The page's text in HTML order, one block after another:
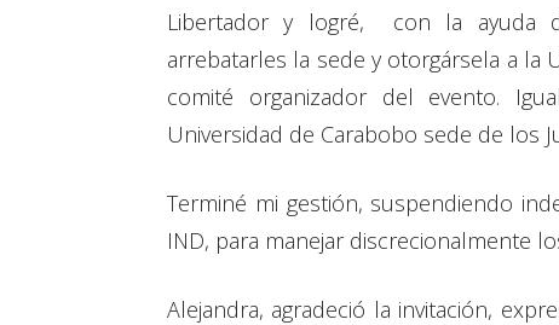
Libertador y logré, con la ayuda
arrebatarles la sede y otorgársela a la
comité organizador del evento.
Universidad de Carabobo sede de los
Terminé mi gestión, suspendiendo
IND, para manejar discrecionalmente
Alejandra, agradeció la invitación,